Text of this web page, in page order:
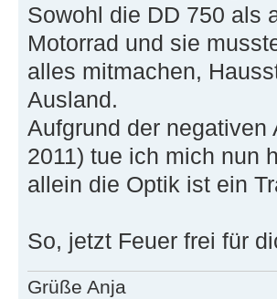
Sowohl die DD 750 als
Motorrad und sie
alles mitmachen,
Ausland.
Aufgrund der negativen
2011) tue ich mich nun
allein die Optik ist ein
So, jetzt Feuer frei für
Grüße Anja